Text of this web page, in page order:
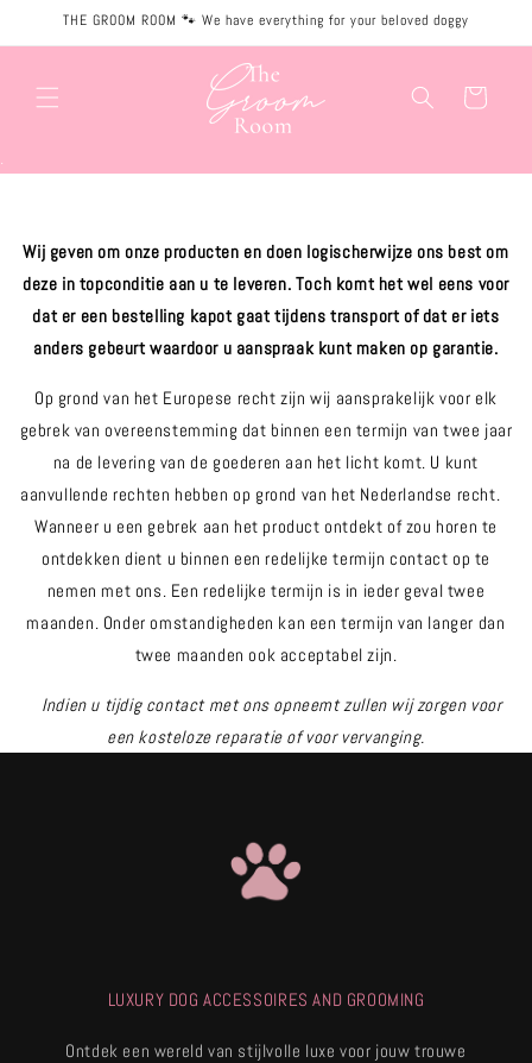
naar de
content
THE GROOM ROOM 🐾 We have everything for your beloved doggy
Winkelwagen
.
Wij geven om onze producten en doen logischerwijze ons best om
deze in topconditie aan u te leveren. Toch komt het wel eens voor
dat er een bestelling kapot gaat tijdens transport of dat er iets
anders gebeurt waardoor u aanspraak kunt maken op garantie.
Op grond van het Europese recht zijn wij aansprakelijk voor elk
gebrek van overeenstemming dat binnen een termijn van twee jaar
na de levering van de goederen aan het licht komt. U kunt
aanvullende rechten hebben op grond van het Nederlandse recht.
Wanneer u een gebrek aan het product ontdekt of zou horen te
ontdekken dient u binnen een redelijke termijn contact op te
nemen met ons. Een redelijke termijn is in ieder geval twee
maanden. Onder omstandigheden kan een termijn van langer dan
twee maanden ook acceptabel zijn.
Indien u tijdig contact met ons opneemt zullen wij zorgen voor
een kosteloze reparatie of voor vervanging.
LUXURY DOG ACCESSOIRES AND GROOMING
Ontdek een wereld van stijlvolle luxe voor jouw trouwe